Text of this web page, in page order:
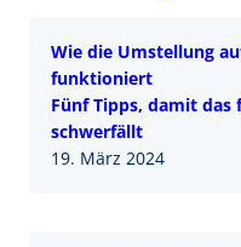
Wie die Umstellung
funktioniert
Fünf Tipps, damit
schwerfällt
19. März 2024